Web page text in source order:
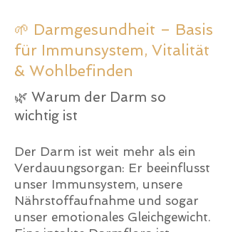
🌱 Darmgesundheit – Basis
für Immunsystem, Vitalität
& Wohlbefinden
🌿 Warum der Darm so
wichtig ist
Der Darm ist weit mehr als ein
Verdauungsorgan: Er beeinflusst
unser Immunsystem, unsere
Nährstoffaufnahme und sogar
unser emotionales Gleichgewicht.